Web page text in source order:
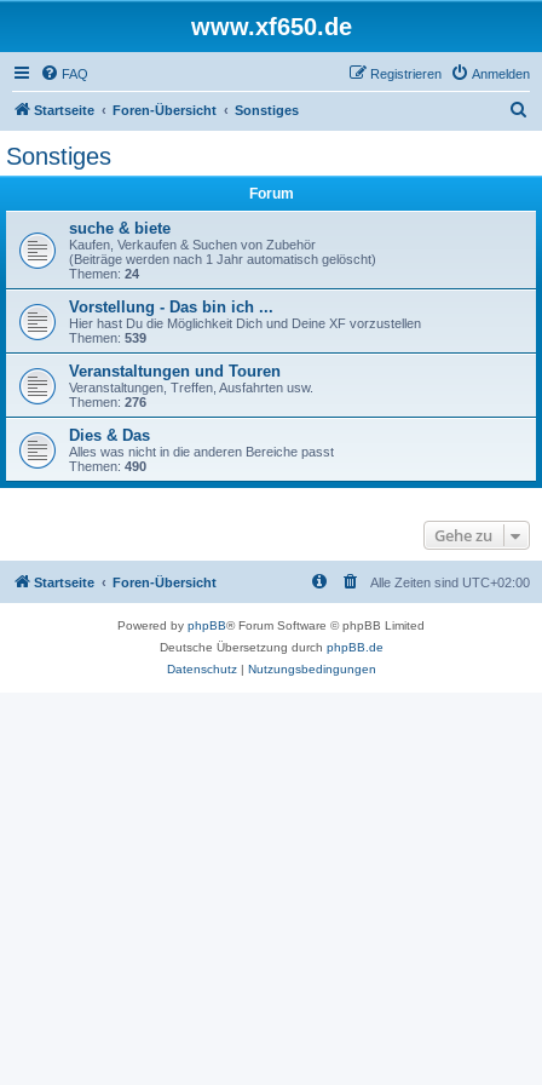
www.xf650.de
FAQ Anmelden
Registrieren
Startseite Foren-Übersicht Sonstiges
Sonstiges
Forum
suche & biete
Kaufen, Verkaufen & Suchen von Zubehör
(Beiträge werden nach 1 Jahr automatisch gelöscht)
Themen: 24
Vorstellung - Das bin ich ...
Hier hast Du die Möglichkeit Dich und Deine XF vorzustellen
Themen: 539
Veranstaltungen und Touren
Veranstaltungen, Treffen, Ausfahrten usw.
Themen: 276
Dies & Das
Alles was nicht in die anderen Bereiche passt
Themen: 490
Gehe zu
Startseite Foren-Übersicht Alle Zeiten sind UTC+02:00
Powered by phpBB® Forum Software © phpBB Limited
Deutsche Übersetzung durch phpBB.de
Datenschutz| Nutzungsbedingungen